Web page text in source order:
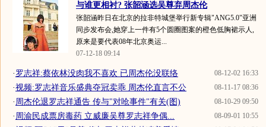
与谁更相衬? 张韶涵选吴尊弃周杰伦
张韶涵昨日在北京的拉非特城堡举行新专辑"ANG5.0"亚洲
同步发布会,她穿上一件有5个圆圈图案的橙色低胸裙示人,
原来是要代表08年北京奥运...
07-12-18 09:14
08-12-02 16:33
·罗志祥:蔡依林没肉我不喜欢 已周杰伦没联络
08-11-17 08:36
·视频:罗志祥音乐盛典夺冠卖乖 周杰伦直言不公
08-10-29 09:50
· 周杰伦退罗志祥通告 传与"对呛事件"有关(图)
08-09-01 10:55
· 周渝民成票房毒药 立威廉吴尊罗志祥争偶...